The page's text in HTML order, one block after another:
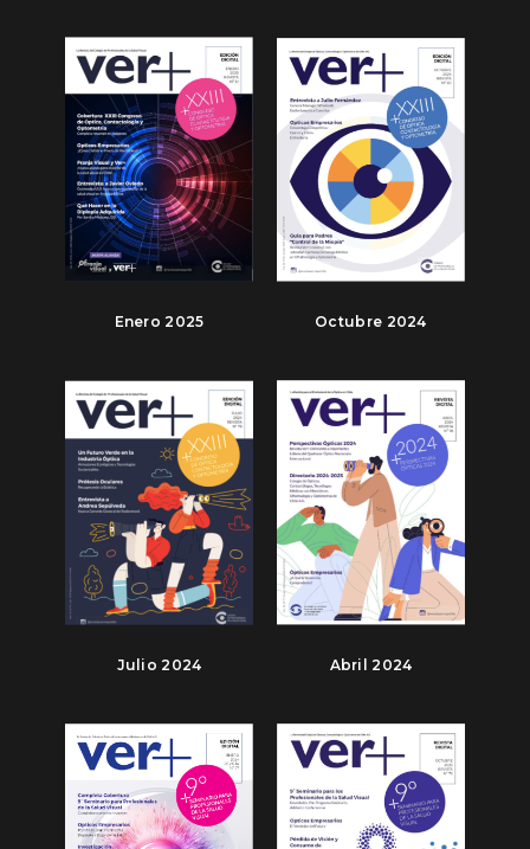
Enero 2025 Octubre 2024
Julio 2024 Abril 2024